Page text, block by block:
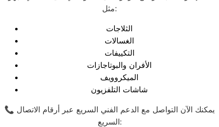
مثل:
الثلاجات
الغسالات
التكييفات
الأفران والبوتاجازات
الميكروويف
شاشات التلفزيون
📞 يمكنك الآن التواصل مع الدعم الفني السريع عبر أرقام الاتصال
السريع: